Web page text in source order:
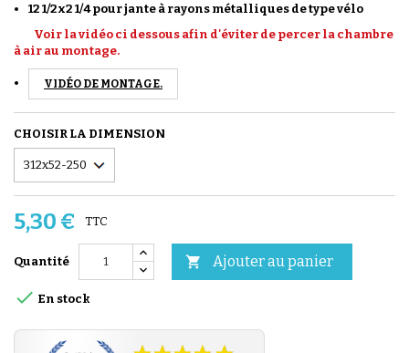
12 1/2x2 1/4 pour jante à rayons métalliques de type vélo
Voir la vidéo ci dessous afin d'éviter de percer la chambre
à air au montage.
VIDÉO DE MONTAGE.
CHOISIR LA DIMENSION
5,30 € TTC
Quantité  Ajouter au panier
 En stock